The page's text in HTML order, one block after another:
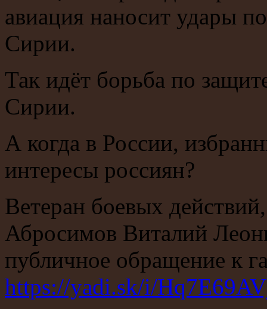
авиация наносит удары
Сирии.
Так идёт борьба по
Сирии.
А когда в России,
интересы россиян?
Ветеран боевых
Абросимов Виталий
публичное обращение к
https://yadi.sk/i/